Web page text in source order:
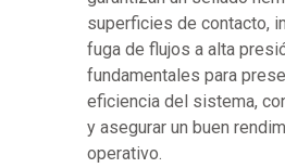
superficies de contacto,
fuga de flujos a alta
fundamentales para
eficiencia del sistema,
y asegurar un buen
operativo.